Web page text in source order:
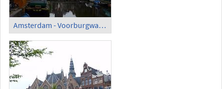
Amsterdam - Voorburgwal with Basilica of St. Nicholas